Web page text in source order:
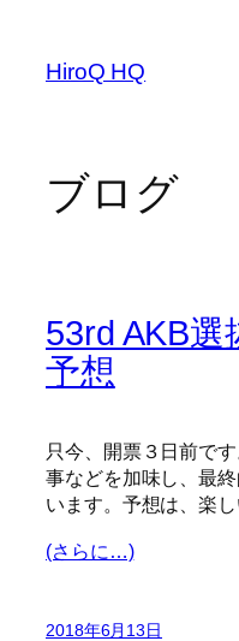
HiroQ HQ
ブログ
53rd AKB選
予想
只今、開票３日前で
事などを加味し、最
います。予想は、楽し
(さらに…)
2018年6月13日